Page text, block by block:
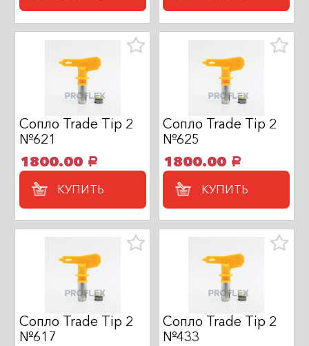
Сопло Trade Tip 2
№621
1800.00 a
КУПИТЬ
Сопло Trade Tip 2
№625
1800.00 a
КУПИТЬ
Сопло Trade Tip 2
№617
Сопло Trade Tip 2
№433